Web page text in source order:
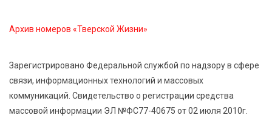
От ливней к ясным дням: как изменится погода в
Твери в начале августа
Архив номеров «Тверской Жизни»
Зарегистрировано Федеральной службой по надзору в сфере
связи, информационных технологий и массовых
коммуникаций. Свидетельство о регистрации средства
массовой информации ЭЛ №ФС77-40675 от 02 июля 2010г.